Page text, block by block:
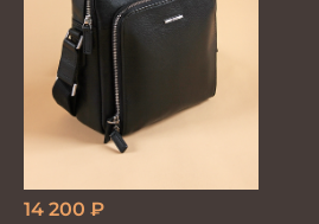
14 200 ₽